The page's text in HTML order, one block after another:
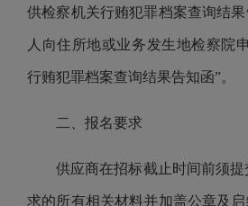
供检察机关行贿犯罪档案查询结
人向住所地或业务发生地检察院
行贿犯罪档案查询结果告知函”。
二、报名要求
供应商在招标截止时间前须提
求的所有相关材料并加盖公章及